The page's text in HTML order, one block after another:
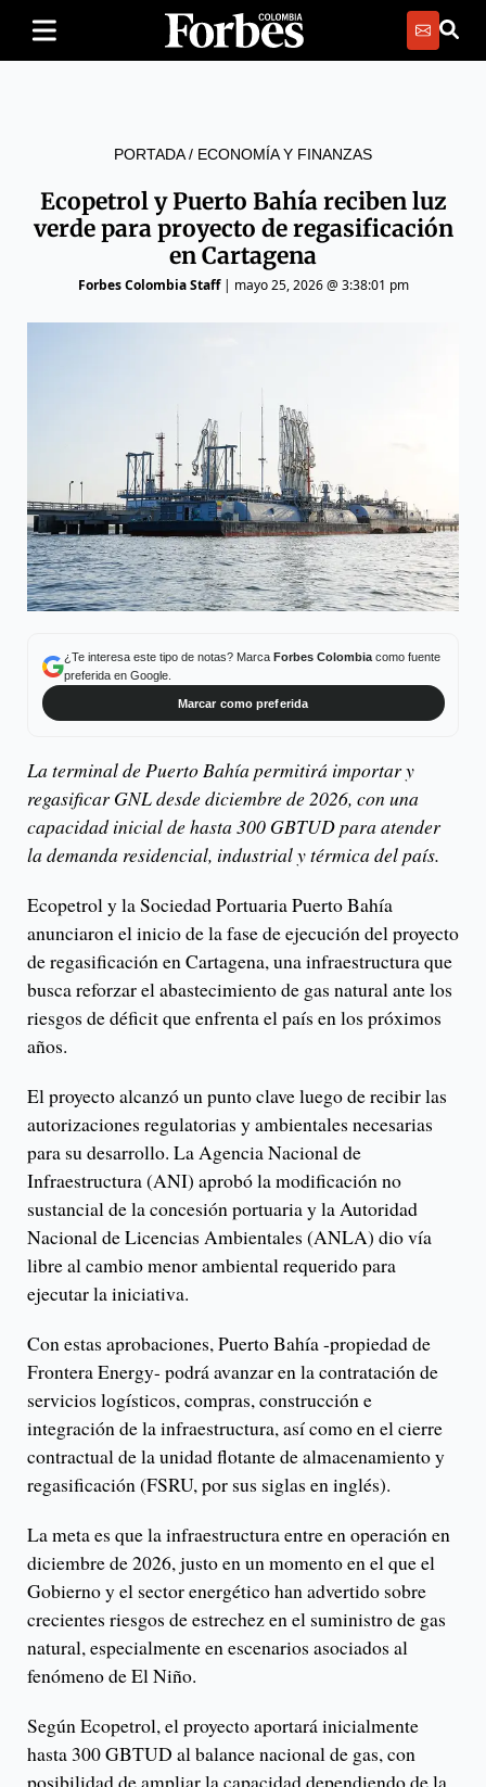
PORTADA/ ECONOMÍA Y FINANZAS
Ecopetrol y Puerto Bahía reciben luz
verde para proyecto de regasificación
en Cartagena
Forbes Colombia Staff| mayo 25, 2026 @ 3:38:01 pm
¿Te interesa este tipo de notas? Marca Forbes Colombiacomo fuente
preferida en Google.
Marcar como preferida
La terminal de Puerto Bahía permitirá importar y
regasificar GNL desde diciembre de 2026, con una
capacidad inicial de hasta 300 GBTUD para atender
la demanda residencial, industrial y térmica del país.
Ecopetrol y la Sociedad Portuaria Puerto Bahía
anunciaron el inicio de la fase de ejecución del proyecto
de regasificación en Cartagena, una infraestructura que
busca reforzar el abastecimiento de gas natural ante los
riesgos de déficit que enfrenta el país en los próximos
años.
El proyecto alcanzó un punto clave luego de recibir las
autorizaciones regulatorias y ambientales necesarias
para su desarrollo. La Agencia Nacional de
Infraestructura (ANI) aprobó la modificación no
sustancial de la concesión portuaria y la Autoridad
Nacional de Licencias Ambientales (ANLA) dio vía
libre al cambio menor ambiental requerido para
ejecutar la iniciativa.
Con estas aprobaciones, Puerto Bahía -propiedad de
Frontera Energy- podrá avanzar en la contratación de
servicios logísticos, compras, construcción e
integración de la infraestructura, así como en el cierre
contractual de la unidad flotante de almacenamiento y
regasificación (FSRU, por sus siglas en inglés).
La meta es que la infraestructura entre en operación en
diciembre de 2026, justo en un momento en el que el
Gobierno y el sector energético han advertido sobre
crecientes riesgos de estrechez en el suministro de gas
natural, especialmente en escenarios asociados al
fenómeno de El Niño.
Según Ecopetrol, el proyecto aportará inicialmente
hasta 300 GBTUD al balance nacional de gas, con
posibilidad de ampliar la capacidad dependiendo de la